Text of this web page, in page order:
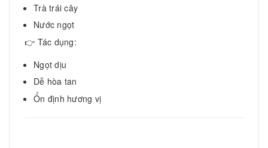
Trà trái cây
Nước ngọt
👉 Tác dụng:
Ngọt dịu
Dễ hòa tan
Ổn định hương vị